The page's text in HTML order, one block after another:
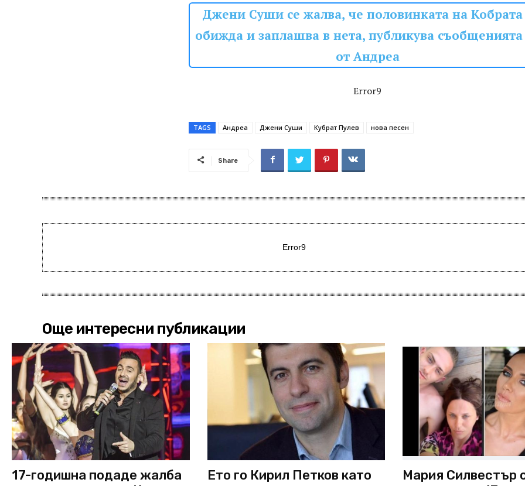
Джени Суши се жалва, че половинката на Кобрата
обижда и заплашва в нета, публикува съобщенията
от Андреа
Error9
TAGS Андреа Джени Суши Кубрат Пулев нова песен
Share
Error9
Още интересни публикации
17-годишна подаде жалба
Ето го Кирил Петков като
Мария Силвестър